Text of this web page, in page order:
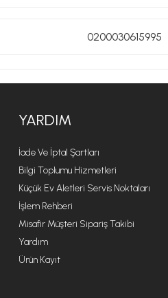
0200030615995
YARDIM
İade Ve İptal Şartları
Bilgi Toplumu Hizmetleri
Küçük Ev Aletleri Servis Noktaları
İşlem Rehberi
Misafir Müşteri Sipariş Takibi
Yardım
Ürün Kayıt